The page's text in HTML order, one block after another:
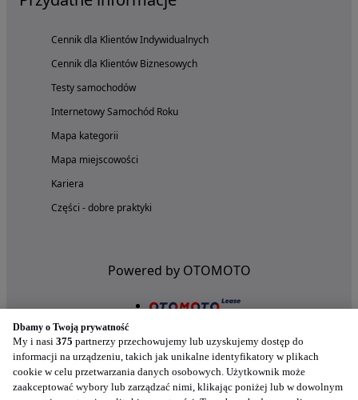
Cennik dla Klientów Indywidualnych
Cennik dla Klientów Biznesowych
Testy samochodów
Internetowy Samochód Roku
Mapa kategorii
Mapa miejscowości
Kariera
Części - dobre praktyki
Powered by OTOMOTO
Dbamy o Twoją prywatność
My i nasi 375 partnerzy przechowujemy lub uzyskujemy dostęp do
informacji na urządzeniu, takich jak unikalne identyfikatory w plikach
cookie w celu przetwarzania danych osobowych. Użytkownik może
zaakceptować wybory lub zarządzać nimi, klikając poniżej lub w dowolnym